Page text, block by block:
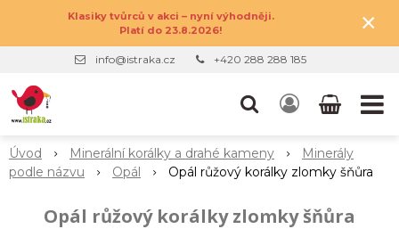
Klasiky tvůrců v akci – nyní výhodněji.
Platí do 23.8.2026!
×
info@istraka.cz +420 288 288 185
Úvod Minerální korálky a drahé kameny
Minerály
podle názvu
Opál Opál růžový korálky zlomky šňůra
Opál růžový korálky zlomky šňůra